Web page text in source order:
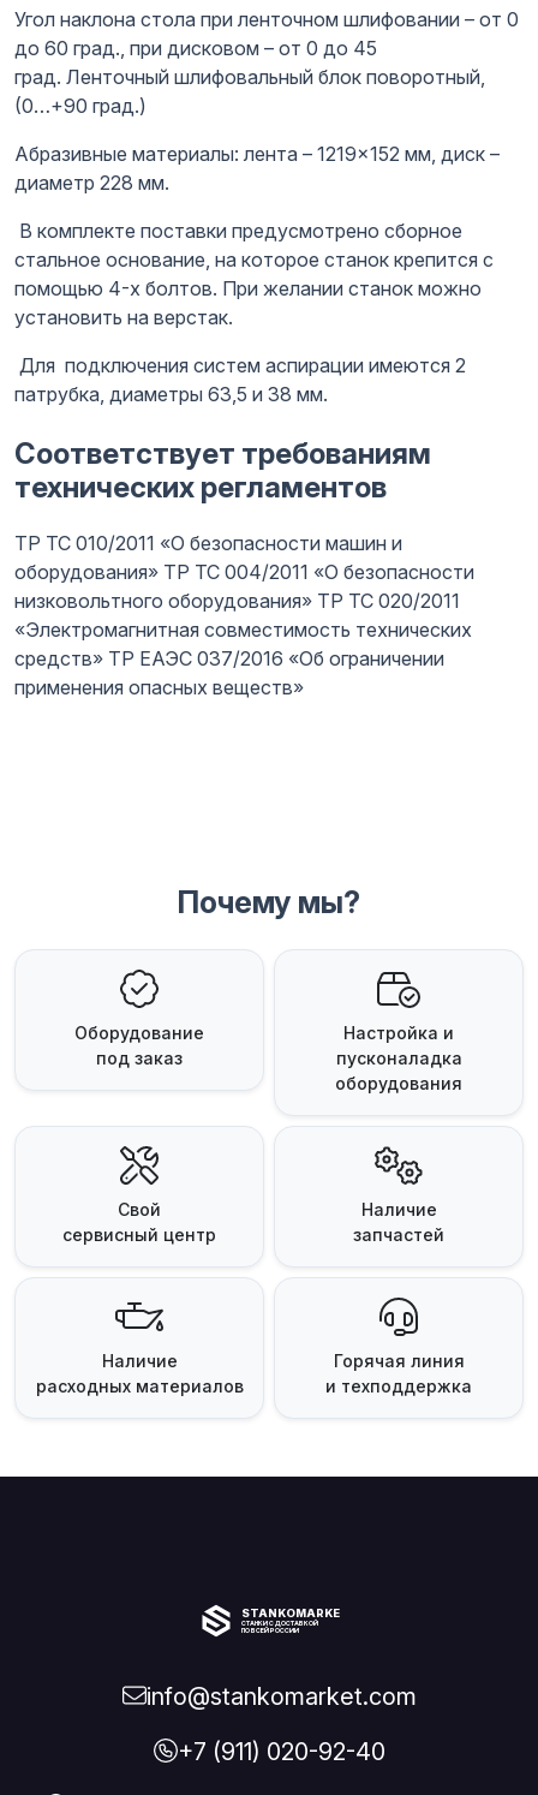
Угол наклона стола при ленточном шлифовании – от 0
до 60 град., при дисковом – от 0 до 45
град. Ленточный шлифовальный блок поворотный,
(0…+90 град.)
Абразивные материалы: лента – 1219×152 мм, диск –
диаметр 228 мм.
В комплекте поставки предусмотрено сборное
стальное основание, на которое станок крепится с
помощью 4-х болтов. При желании станок можно
установить на верстак.
Для подключения систем аспирации имеются 2
патрубка, диаметры 63,5 и 38 мм.
Соответствует требованиям
технических регламентов
ТР ТС 010/2011 «О безопасности машин и
оборудования» ТР ТС 004/2011 «О безопасности
низковольтного оборудования» ТР ТС 020/2011
«Электромагнитная совместимость технических
средств» ТР ЕАЭС 037/2016 «Об ограничении
применения опасных веществ»
Почему мы?
Оборудование
под заказ
Настройка и
пусконаладка
оборудования
Свой
сервисный центр
Наличие
запчастей
Наличие
расходных материалов
Горячая линия
и техподдержка
STANKOMARKET
СТАНКИ С ДОСТАВКОЙ
ПО ВСЕЙ РОССИИ
info@stankomarket.com
+7 (911) 020-92-40